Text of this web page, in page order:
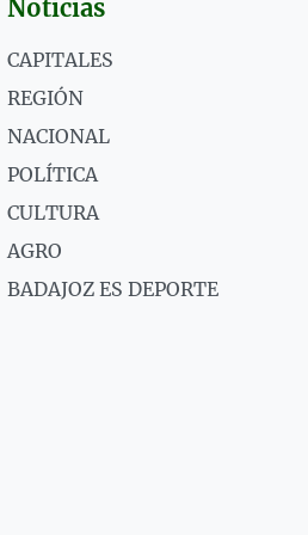
Noticias
CAPITALES
REGIÓN
NACIONAL
POLÍTICA
CULTURA
AGRO
BADAJOZ ES DEPORTE